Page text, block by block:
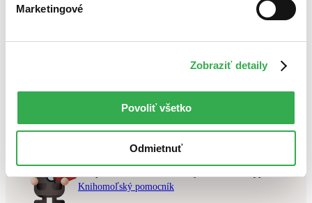
Marketingové
Zobraziť detaily
Povoliť všetko
Odmietnuť
Najlacnejšie
Skúste prosím zmeniť vyhľadávaný výraz.
Knihomoľský pomocník